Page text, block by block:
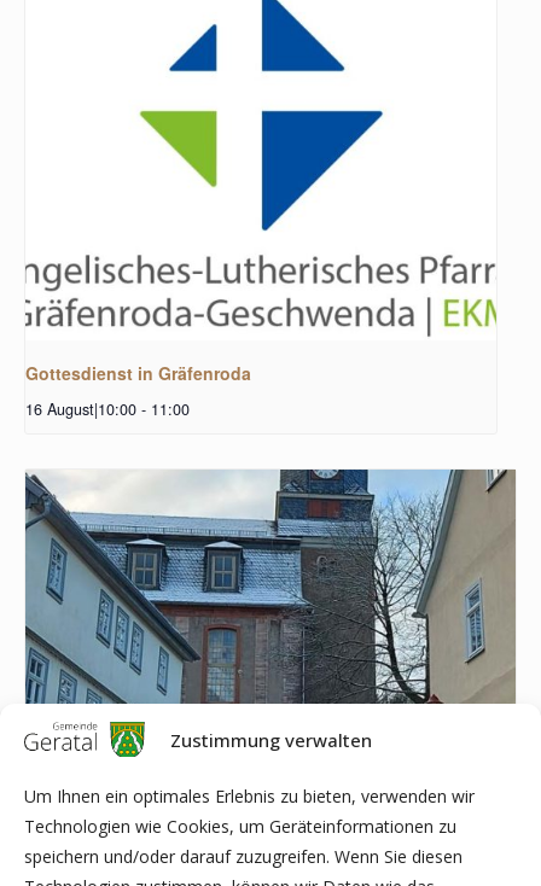
Zustimmung verwalten
Um Ihnen ein optimales Erlebnis zu bieten, verwenden wir
Technologien wie Cookies, um Geräteinformationen zu
speichern und/oder darauf zuzugreifen. Wenn Sie diesen
Gottesdienst in Gräfenroda
16 August|10:00 - 11:00
Gottesdienst in Geraberg